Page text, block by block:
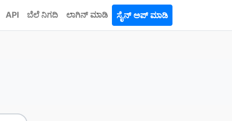
API ಬೆಲೆ ನಿಗದಿ ಲಾಗಿನ್ ಮಾಡಿ ಸೈನ್ ಅಪ್ ಮಾಡಿ